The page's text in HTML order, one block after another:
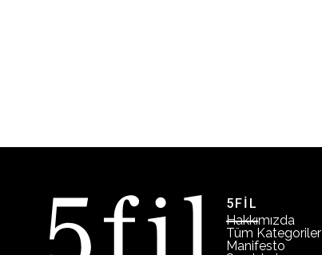
5FİL
Hakkımızda
Tüm Kategoriler
Manifesto